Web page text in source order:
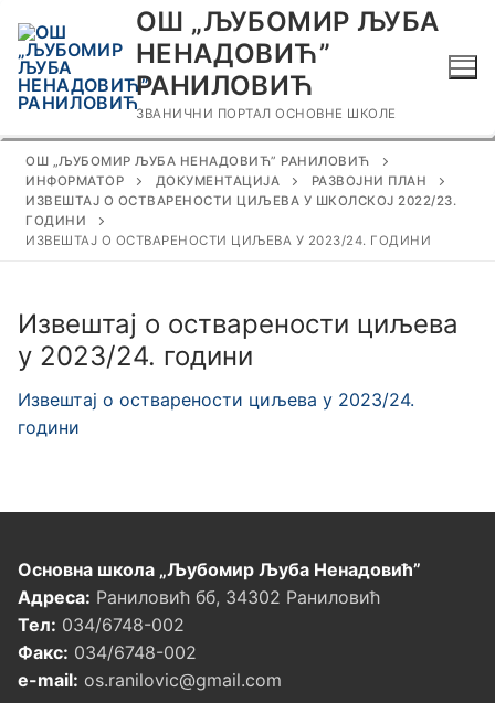
до
садржаја
ОШ „ЉУБОМИР ЉУБА
НЕНАДОВИЋ”
РАНИЛОВИЋ
ЗВАНИЧНИ ПОРТАЛ ОСНОВНЕ ШКОЛЕ
ОШ „ЉУБОМИР ЉУБА НЕНАДОВИЋ” РАНИЛОВИЋ
ИНФОРМАТОР
ДОКУМЕНТАЦИЈА
РАЗВОЈНИ ПЛАН
ИЗВЕШТАЈ О ОСТВАРЕНОСТИ ЦИЉЕВА У ШКОЛСКОЈ 2022/23.
ГОДИНИ
ИЗВЕШТАЈ О ОСТВАРЕНОСТИ ЦИЉЕВА У 2023/24. ГОДИНИ
Извештај о остварености циљева
у 2023/24. години
Извештај о остварености циљева у 2023/24.
години
Основна школа „Љубомир Љуба Ненадовић”
Адреса: Раниловић бб, 34302 Раниловић
Тел: 034/6748-002
Факс: 034/6748-002
e-mail: os.ranilovic@gmail.com